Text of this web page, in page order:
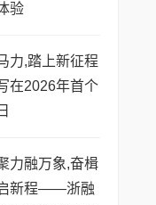
验
力,踏上新征程
2026年首个
力融万象,奋楫
新程——浙融